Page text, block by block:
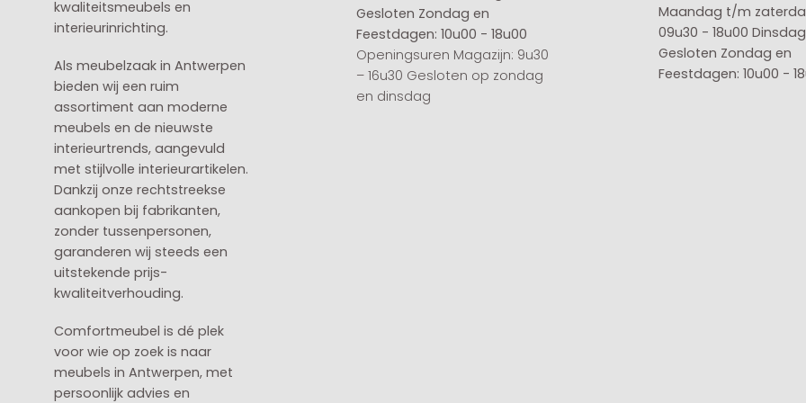
kwaliteitsmeubels en
interieurinrichting.
Als meubelzaak in Antwerpen
bieden wij een ruim
assortiment aan moderne
meubels en de nieuwste
interieurtrends, aangevuld
met stijlvolle interieurartikelen.
Dankzij onze rechtstreekse
aankopen bij fabrikanten,
zonder tussenpersonen,
garanderen wij steeds een
uitstekende prijs-
kwaliteitverhouding.
Comfortmeubel is dé plek
voor wie op zoek is naar
meubels in Antwerpen, met
persoonlijk advies en
Gesloten Zondag en
Feestdagen: 10u00 - 18u00
Openingsuren Magazijn: 9u30
– 16u30 Gesloten op zondag
en dinsdag
Maandag t/m
09u30 - 18u00
Gesloten Zondag en
Feestdagen: 10u00 -